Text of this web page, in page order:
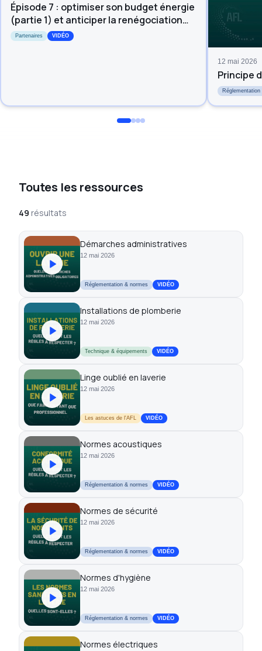
Épisode 7 : optimiser son budget énergie
(partie 1) et anticiper la renégociation
(partie 2)
Partenaires VIDÉO
12 mai 2026
Principe
Réglementation
Toutes les ressources
49 résultats
Démarches administratives
12 mai 2026
Réglementation & normes VIDÉO
Installations de plomberie
12 mai 2026
Technique & équipements VIDÉO
Linge oublié en laverie
12 mai 2026
Les astuces de l'AFL VIDÉO
Normes acoustiques
12 mai 2026
Réglementation & normes VIDÉO
Normes de sécurité
12 mai 2026
Réglementation & normes VIDÉO
Normes d'hygiène
12 mai 2026
Réglementation & normes VIDÉO
Normes électriques